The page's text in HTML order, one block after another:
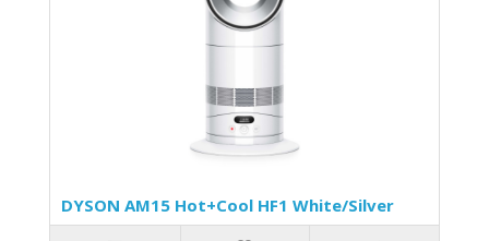
DYSON AM15 Hot+Cool HF1 White/Silver